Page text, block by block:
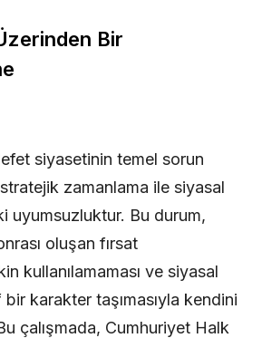
Bir
siyasetinin temel sorun
zamanlama ile siyasal
uyumsuzluktur. Bu durum,
oluşan fırsat
kullanılamaması ve siyasal
karakter taşımasıyla kendini
çalışmada, Cumhuriyet Halk